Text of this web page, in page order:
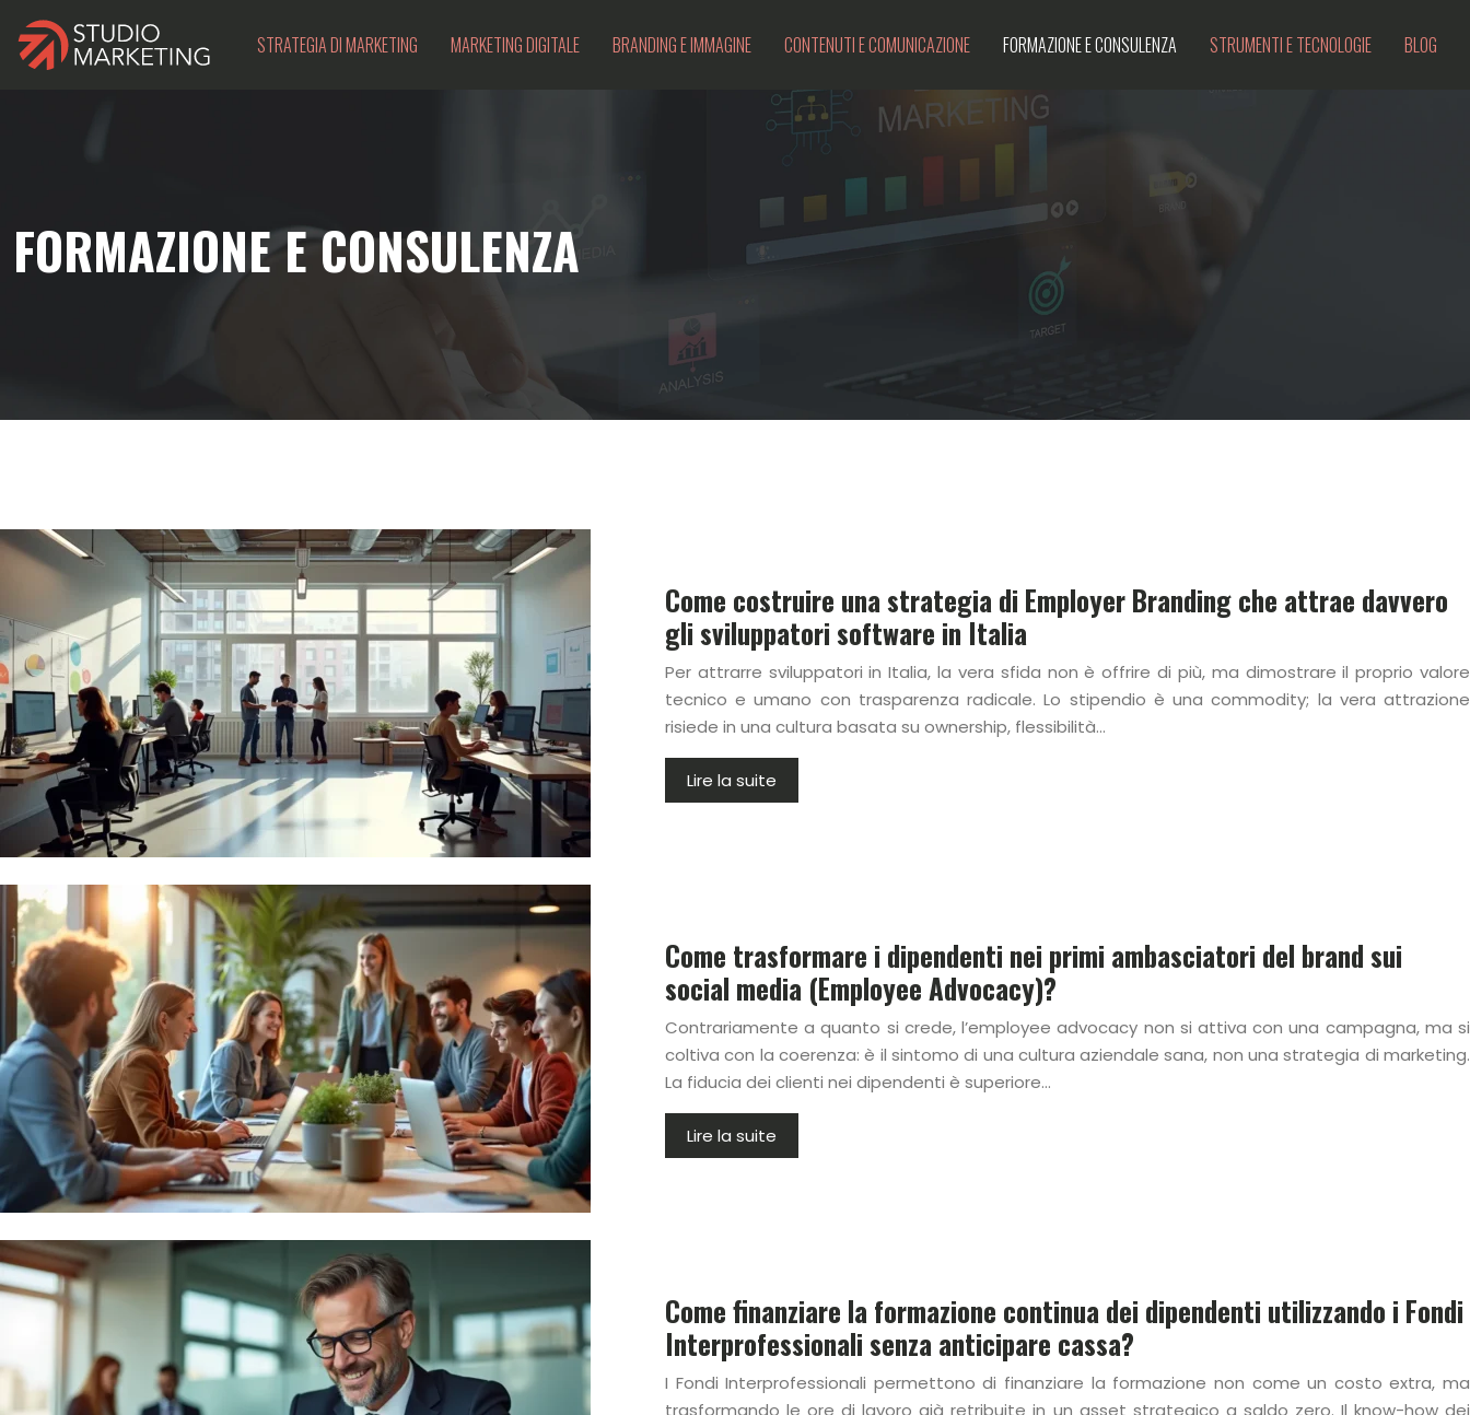
STRATEGIA DI MARKETING MARKETING DIGITALE BRANDING E IMMAGINE CONTENUTI E COMUNICAZIONE FORMAZIONE E CONSULENZA STRUMENTI E TECNOLOGIE BLOG
FORMAZIONE E CONSULENZA
Come costruire una strategia di Employer Branding che attrae davvero
gli sviluppatori software in Italia
Per attrarre sviluppatori in Italia, la vera sfida non è offrire di più, ma dimostrare il proprio valore
tecnico e umano con trasparenza radicale. Lo stipendio è una commodity; la vera attrazione
risiede in una cultura basata su ownership, flessibilità…
Lire la suite
Come trasformare i dipendenti nei primi ambasciatori del brand sui
social media (Employee Advocacy)?
Contrariamente a quanto si crede, l’employee advocacy non si attiva con una campagna, ma si
coltiva con la coerenza: è il sintomo di una cultura aziendale sana, non una strategia di marketing.
La fiducia dei clienti nei dipendenti è superiore…
Lire la suite
Come finanziare la formazione continua dei dipendenti utilizzando i Fondi
Interprofessionali senza anticipare cassa?
I Fondi Interprofessionali permettono di finanziare la formazione non come un costo extra, ma
trasformando le ore di lavoro già retribuite in un asset strategico a saldo zero. Il know-how dei